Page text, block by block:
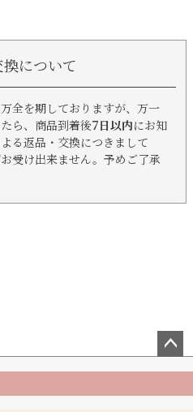
について
全を期しておりますが、万一
ら、商品到着後7日以内にお知
る返品・交換につきまして
受け出来ません。予めご了承
ップ